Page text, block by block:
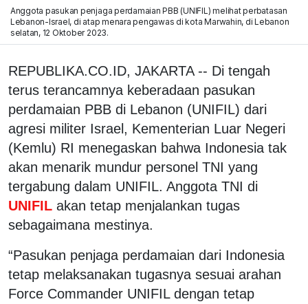
Anggota pasukan penjaga perdamaian PBB (UNIFIL) melihat perbatasan
Lebanon-Israel, di atap menara pengawas di kota Marwahin, di Lebanon
selatan, 12 Oktober 2023.
REPUBLIKA.CO.ID, JAKARTA -- Di tengah
terus terancamnya keberadaan pasukan
perdamaian PBB di Lebanon (UNIFIL) dari
agresi militer Israel, Kementerian Luar Negeri
(Kemlu) RI menegaskan bahwa Indonesia tak
akan menarik mundur personel TNI yang
tergabung dalam UNIFIL. Anggota TNI di
UNIFIL akan tetap menjalankan tugas
sebagaimana mestinya.
“Pasukan penjaga perdamaian dari Indonesia
tetap melaksanakan tugasnya sesuai arahan
Force Commander UNIFIL dengan tetap